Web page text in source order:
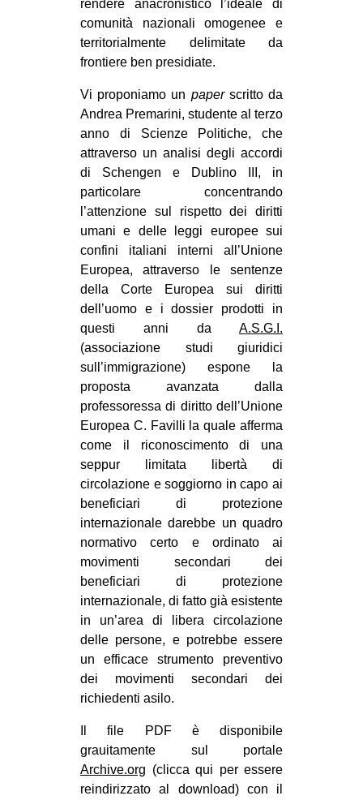
rendere anacronistico l’ideale di
comunità nazionali omogenee e
territorialmente delimitate da
frontiere ben presidiate.
Vi proponiamo un paperscritto da
Andrea Premarini, studente al terzo
anno di Scienze Politiche, che
attraverso un analisi degli accordi
di Schengen e Dublino III, in
particolare concentrando
l’attenzione sul rispetto dei diritti
umani e delle leggi europee sui
confini italiani interni all’Unione
Europea, attraverso le sentenze
della Corte Europea sui diritti
dell’uomo e i dossier prodotti in
questi anni da A.S.G.I.
(associazione studi giuridici
sull’immigrazione) espone la
proposta avanzata dalla
professoressa di diritto dell’Unione
Europea C. Favilli la quale afferma
come il riconoscimento di una
seppur limitata libertà di
circolazione e soggiorno in capo ai
beneficiari di protezione
internazionale darebbe un quadro
normativo certo e ordinato ai
movimenti secondari dei
beneficiari di protezione
internazionale, di fatto già esistente
in un’area di libera circolazione
delle persone, e potrebbe essere
un efficace strumento preventivo
dei movimenti secondari dei
richiedenti asilo.
Il file PDF è disponibile
grauitamente sul portale
Archive.org (clicca qui per essere
reindirizzato al download) con il